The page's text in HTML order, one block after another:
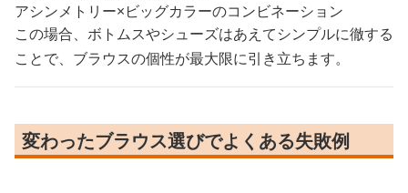
アシンメトリー×ビッグカラーのコンビネーション
この場合、ボトムスやシューズはあえてシンプルに徹する
ことで、ブラウスの個性が最大限に引き立ちます。
変わったブラウス選びでよくある失敗例